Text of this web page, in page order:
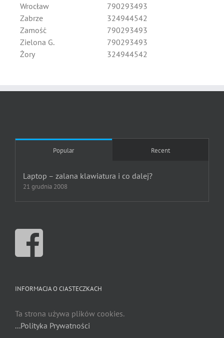
Wrocław
790293493
Zabrze
324944542
Zamość
790293493
Zielona G.
790293493
Żory
324944542
Popular Recent
Laptop – zalana klawiatura i co dalej?
21 grudnia 2008
INFORMACJA O CIASTECZKACH
Ta strona używa plików cookies.
...Polityka Prywatności